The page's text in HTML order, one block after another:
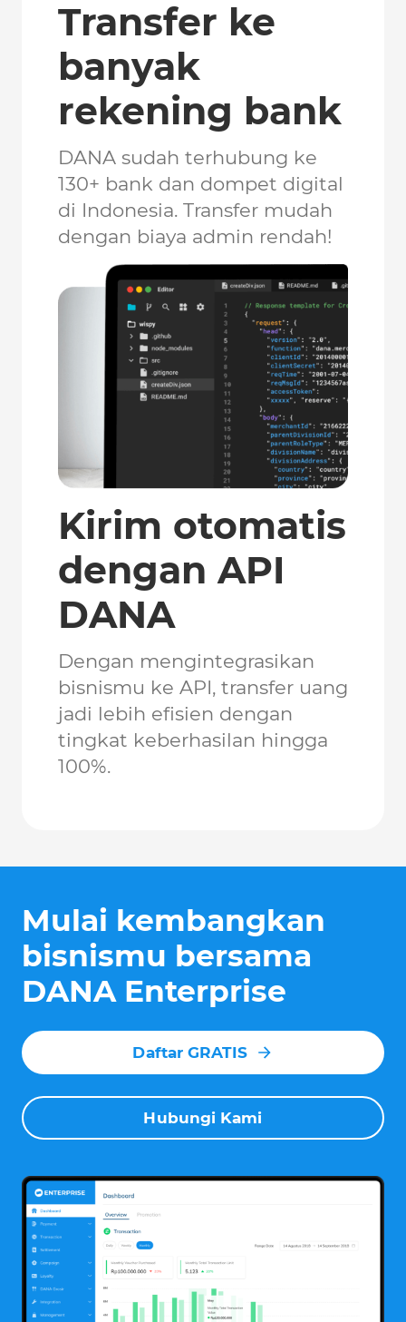
Transfer ke
banyak
rekening bank
DANA sudah terhubung ke
130+ bank dan dompet digital
di Indonesia. Transfer mudah
dengan biaya admin rendah!
Kirim otomatis
dengan API
DANA
Dengan mengintegrasikan
bisnismu ke API, transfer uang
jadi lebih efisien dengan
tingkat keberhasilan hingga
100%.
Mulai kembangkan
bisnismu bersama
DANA Enterprise
Daftar GRATIS
Hubungi Kami